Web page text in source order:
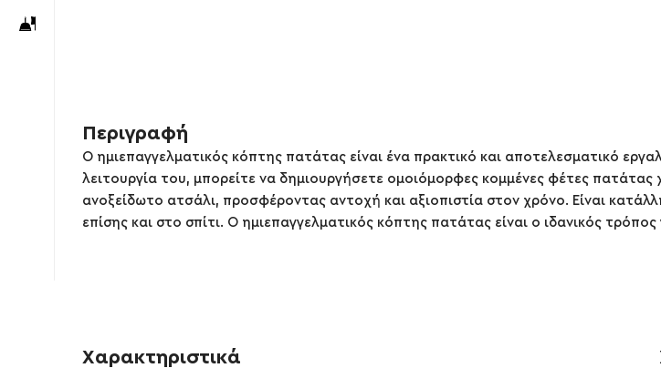
Περιγραφή
Ο ημιεπαγγελματικός κόπτης πατάτας είναι ένα πρακτικό και αποτελεσματικό
λειτουργία του, μπορείτε να δημιουργήσετε ομοιόμορφες κομμένες φέτες
ανοξείδωτο ατσάλι, προσφέροντας αντοχή και αξιοπιστία στον χρόνο. Είναι
επίσης και στο σπίτι. Ο ημιεπαγγελματικός κόπτης πατάτας είναι ο ιδανικός
Χαρακτηριστικά